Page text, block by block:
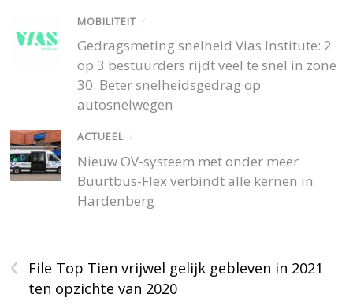
MOBILITEIT /
Gedragsmeting snelheid Vias Institute: 2
op 3 bestuurders rijdt veel te snel in zone
30: Beter snelheidsgedrag op
autosnelwegen
ACTUEEL /
Nieuw OV-systeem met onder meer
Buurtbus-Flex verbindt alle kernen in
Hardenberg
‹
File Top Tien vrijwel gelijk gebleven in 2021
ten opzichte van 2020